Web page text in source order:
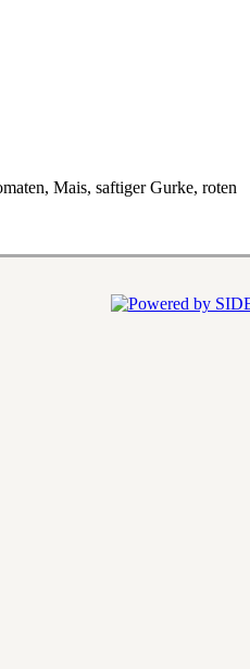
Mais, saftiger Gurke, roten